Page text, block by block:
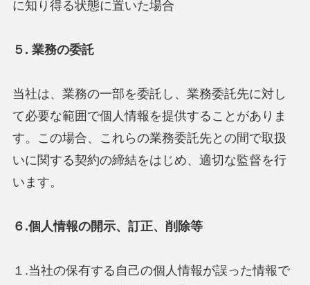
に知り得る状態に置いた場合
５. 業務の委託
当社は、業務の一部を委託し、業務委託先に対し
て必要な範囲で個人情報を提供することがありま
す。この場合、これらの業務委託先との間で取扱
いに関する契約の締結をはじめ、適切な監督を行
います。
６.個人情報の開示、訂正、削除等
１.当社の保有する自己の個人情報が誤った情報で